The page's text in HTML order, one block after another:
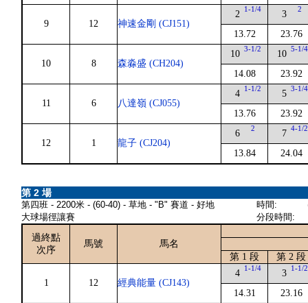
9 12 神速金剛 (CJ151)
2 1-1/4
13.72
3 2
23.76
10 8 森淼盛 (CH204)
10 3-1/2
14.08
10 5-1/4
23.92
11 6 八達嶺 (CJ055)
4 1-1/2
13.76
5 3-1/4
23.92
12 1 龍子 (CJ204)
6 2
13.84
7 4-1/2
24.04
第 2 場
第四班 - 2200米 - (60-40) - 草地 - "B" 賽道 - 好地
大球場徑讓賽
時間:
分段時間:
過終點
次序
馬號
馬名
第 1 段
第 2 段
1 12 經典能量 (CJ143)
4 1-1/4
14.31
3 1-1/2
23.16